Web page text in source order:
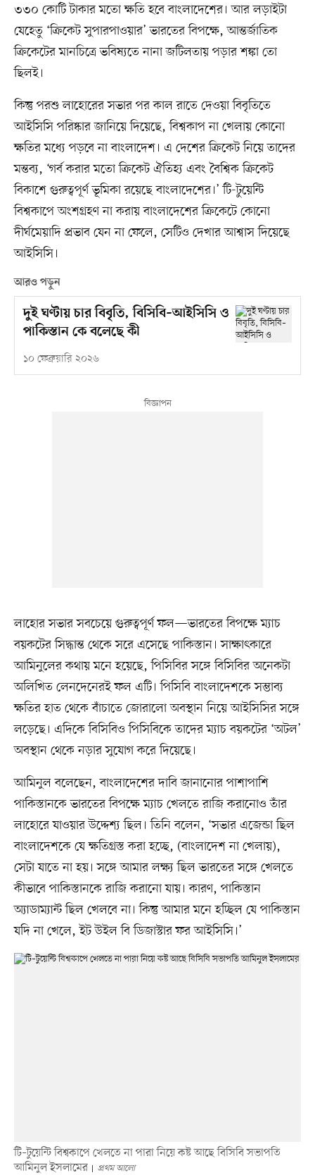
৩৩০ কোটি টাকার মতো ক্ষতি হবে বাংলাদেশের। আর লড়াইটা
যেহেতু ‘ক্রিকেট সুপারপাওয়ার’ ভারতের বিপক্ষে, আন্তর্জাতিক
ক্রিকেটের মানচিত্রে ভবিষ্যতে নানা জটিলতায় পড়ার শঙ্কা তো
ছিলই।
কিন্তু পরশু লাহোরের সভার পর কাল রাতে দেওয়া বিবৃতিতে
আইসিসি পরিষ্কার জানিয়ে দিয়েছে, বিশ্বকাপ না খেলায় কোনো
ক্ষতির মধ্যে পড়বে না বাংলাদেশ। এ দেশের ক্রিকেট নিয়ে তাদের
মন্তব্য, ‘গর্ব করার মতো ক্রিকেট ঐতিহ্য এবং বৈশ্বিক ক্রিকেট
বিকাশে গুরুত্বপূর্ণ ভূমিকা রয়েছে বাংলাদেশের।’ টি-টুয়েন্টি
বিশ্বকাপে অংশগ্রহণ না করায় বাংলাদেশের ক্রিকেটে কোনো
দীর্ঘমেয়াদি প্রভাব যেন না ফেলে, সেটিও দেখার আশ্বাস দিয়েছে
আইসিসি।
আরও পড়ুন
দুই ঘণ্টায় চার বিবৃতি, বিসিবি–আইসিসি ও
পাকিস্তান কে বলেছে কী
১০ ফেব্রুয়ারি ২০২৬
লাহোর সভার সবচেয়ে গুরুত্বপূর্ণ ফল—ভারতের বিপক্ষে ম্যাচ
বয়কটের সিদ্ধান্ত থেকে সরে এসেছে পাকিস্তান। সাক্ষাৎকারে
আমিনুলের কথায় মনে হয়েছে, পিসিবির সঙ্গে বিসিবির অনেকটা
অলিখিত লেনদেনেরই ফল এটি। পিসিবি বাংলাদেশকে সম্ভাব্য
ক্ষতির হাত থেকে বাঁচাতে জোরালো অবস্থান নিয়ে আইসিসির সঙ্গে
লড়েছে। এদিকে বিসিবিও পিসিবিকে তাদের ম্যাচ বয়কটের ‘অটল’
অবস্থান থেকে নড়ার সুযোগ করে দিয়েছে।
আমিনুল বলেছেন, বাংলাদেশের দাবি জানানোর পাশাপাশি
পাকিস্তানকে ভারতের বিপক্ষে ম্যাচ খেলতে রাজি করানোও তাঁর
লাহোরে যাওয়ার উদ্দেশ্য ছিল। তিনি বলেন, ‘সভার এজেন্ডা ছিল
বাংলাদেশকে যে ক্ষতিগ্রস্ত করা হচ্ছে, (বাংলাদেশ না খেলায়),
সেটা যাতে না হয়। সঙ্গে আমার লক্ষ্য ছিল ভারতের সঙ্গে খেলতে
কীভাবে পাকিস্তানকে রাজি করানো যায়। কারণ, পাকিস্তান
অ্যাডাম্যান্ট ছিল খেলবে না। কিন্তু আমার মনে হচ্ছিল যে পাকিস্তান
যদি না খেলে, ইট উইল বি ডিজাস্টার ফর আইসিসি।’
টি–টুয়েন্টি বিশ্বকাপে খেলতে না পারা নিয়ে কষ্ট আছে বিসিবি সভাপতি
আমিনুল ইসলামের
প্রথম আলো